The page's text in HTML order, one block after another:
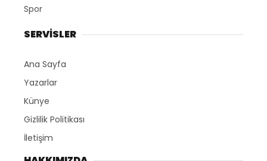
Spor
SERVİSLER
Ana Sayfa
Yazarlar
Künye
Gizlilik Politikası
İletişim